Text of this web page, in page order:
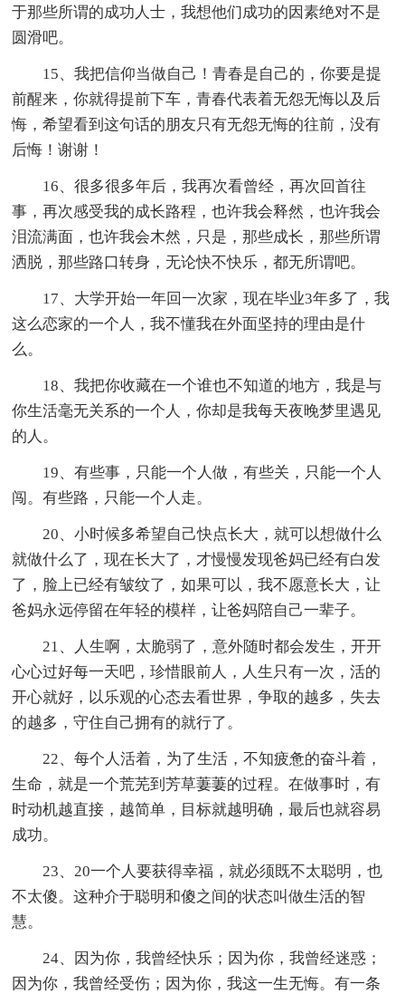
于那些所谓的成功人士，我想他们成功的因素绝对不是
圆滑吧。
15、我把信仰当做自己！青春是自己的，你要是提
前醒来，你就得提前下车，青春代表着无怨无悔以及后
悔，希望看到这句话的朋友只有无怨无悔的往前，没有
后悔！谢谢！
16、很多很多年后，我再次看曾经，再次回首往
事，再次感受我的成长路程，也许我会释然，也许我会
泪流满面，也许我会木然，只是，那些成长，那些所谓
洒脱，那些路口转身，无论快不快乐，都无所谓吧。
17、大学开始一年回一次家，现在毕业3年多了，我
这么恋家的一个人，我不懂我在外面坚持的理由是什
么。
18、我把你收藏在一个谁也不知道的地方，我是与
你生活毫无关系的一个人，你却是我每天夜晚梦里遇见
的人。
19、有些事，只能一个人做，有些关，只能一个人
闯。有些路，只能一个人走。
20、小时候多希望自己快点长大，就可以想做什么
就做什么了，现在长大了，才慢慢发现爸妈已经有白发
了，脸上已经有皱纹了，如果可以，我不愿意长大，让
爸妈永远停留在年轻的模样，让爸妈陪自己一辈子。
21、人生啊，太脆弱了，意外随时都会发生，开开
心心过好每一天吧，珍惜眼前人，人生只有一次，活的
开心就好，以乐观的心态去看世界，争取的越多，失去
的越多，守住自己拥有的就行了。
22、每个人活着，为了生活，不知疲惫的奋斗着，
生命，就是一个荒芜到芳草萋萋的过程。在做事时，有
时动机越直接，越简单，目标就越明确，最后也就容易
成功。
23、20一个人要获得幸福，就必须既不太聪明，也
不太傻。这种介于聪明和傻之间的状态叫做生活的智
慧。
24、因为你，我曾经快乐；因为你，我曾经迷惑；
因为你，我曾经受伤；因为你，我这一生无悔。有一条